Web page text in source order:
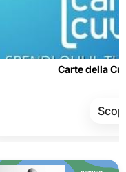
Carte della Cultura e
Scopri di